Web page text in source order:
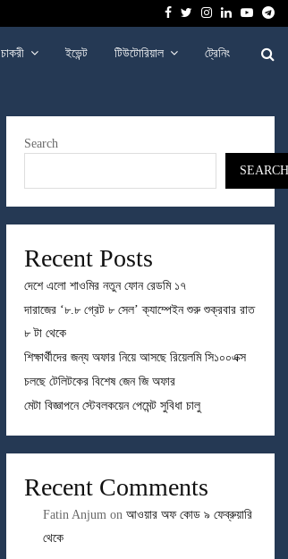
FacebookTwitter
Instagram
Linkedin
চাকরী ইভেন্ট টিউটোরিয়াল ট্রেনিং
Search
SEARCH
Recent Posts
দেশে এলো শাওমির নতুন ফোন রেডমি ১৭
দারাজের ‘৮.৮ গ্রেট ৮ সেল’ ক্যাম্পেইন শুরু শুক্রবার রাত
৮ টা থেকে
শিক্ষার্থীদের জন্য অফার নিয়ে আসছে রিয়েলমি সি১০০এক্স
চলছে টেলিটকের বিশেষ জেন জি অফার
মেটা বিজ্ঞাপনে স্টেবলকয়েন পেমেন্ট সুবিধা চালু
Recent Comments
Fatin Anjum on আওয়ার অফ কোড ৯ ফেব্রুয়ারি
থেকে